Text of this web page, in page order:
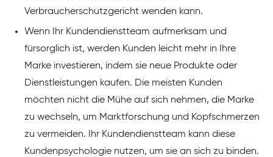
Verbraucherschutzgericht wenden kann.
Wenn Ihr Kundendienstteam aufmerksam und
fürsorglich ist, werden Kunden leicht mehr in Ihre
Marke investieren, indem sie neue Produkte oder
Dienstleistungen kaufen. Die meisten Kunden
möchten nicht die Mühe auf sich nehmen, die Marke
zu wechseln, um Marktforschung und Kopfschmerzen
zu vermeiden. Ihr Kundendienstteam kann diese
Kundenpsychologie nutzen, um sie an sich zu binden.